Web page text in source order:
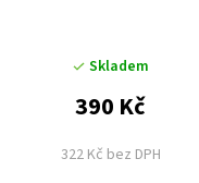
Skladem
322 Kč bez DPH
390 Kč